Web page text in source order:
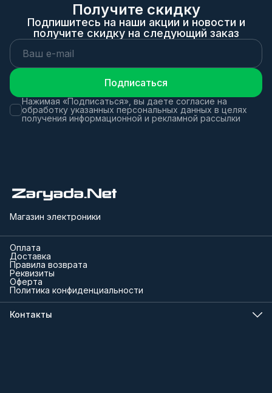
Получите скидку
Подпишитесь на наши акции и новости и
получите скидку на следующий заказ
Подписаться
Нажимая «Подписаться», вы даете согласие на
обработку указанных персональных данных в целях
получения информационной и рекламной рассылки
Магазин электроники
Оплата
Доставка
Правила возврата
Реквизиты
Оферта
Политика конфиденциальности
Контакты